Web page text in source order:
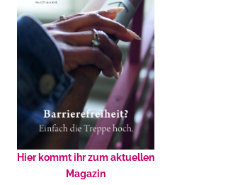
Hier kommt ihr zum aktuellen
Magazin